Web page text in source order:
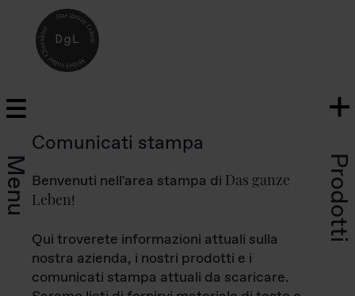
Menu Prodotti
Comunicati stampa
Benvenuti nell'area stampa di Das ganze
Leben!
Qui troverete informazioni attuali sulla
nostra azienda, i nostri prodotti e i
comunicati stampa attuali da scaricare.